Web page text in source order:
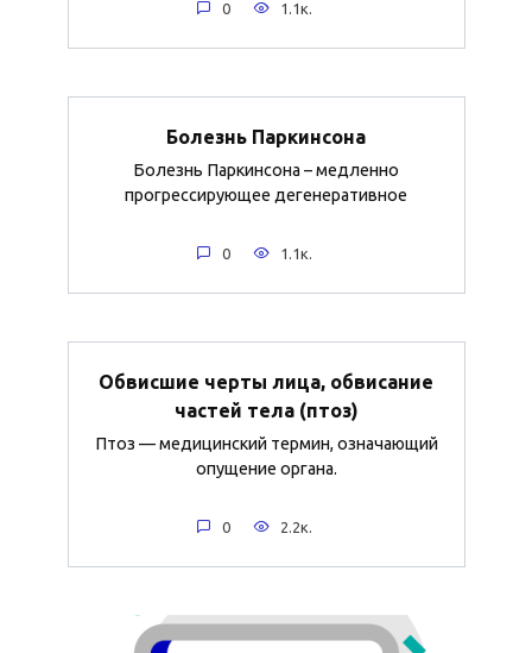
0 1.1к.
Болезнь Паркинсона
Болезнь Паркинсона – медленно
прогрессирующее дегенеративное
0 1.1к.
Обвисшие черты лица, обвисание
частей тела (птоз)
Птоз — медицинский термин, означающий
опущение органа.
0 2.2к.